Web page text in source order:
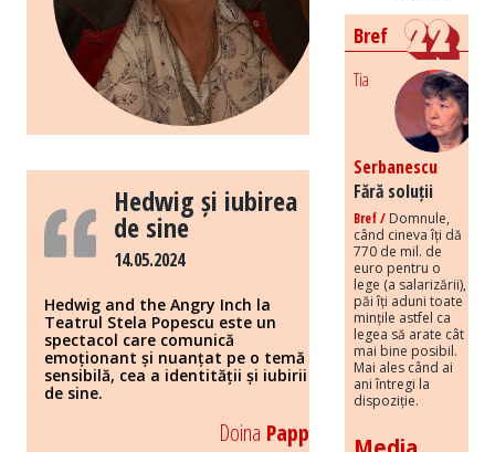
Hedwig și iubirea
de sine
14.05.2024
Hedwig and the Angry Inch la
Teatrul Stela Popescu este un
spectacol care comunică
emoționant și nuanțat pe o temă
sensibilă, cea a identității și iubirii
de sine.
Doina Papp
Bref
Tia
Serbanescu
Fără soluții
Bref / Domnule,
când cineva îți dă
770 de mil. de
euro pentru o
lege (a salarizării),
păi îți aduni toate
mințile astfel ca
legea să arate cât
mai bine posibil.
Mai ales când ai
ani întregi la
dispoziție.